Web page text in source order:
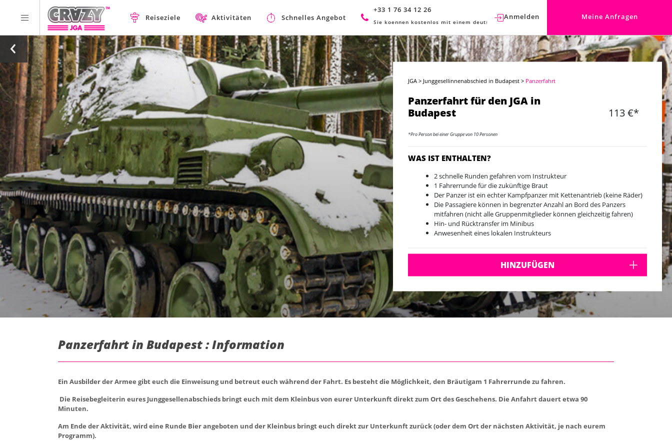
Reiseziele Aktivitäten Schnelles Angebot
+33 1 76 34 12 26
Sie koennen kostenlos mit einem deutschen Berater sprechen.
Anmelden Meine Anfragen
JGA > Junggesellinnenabschied in Budapest > Panzerfahrt
Panzerfahrt für den JGA in
Budapest
113 €*
*Pro Person bei einer Gruppe von 10 Personen
WAS IST ENTHALTEN?
2 schnelle Runden gefahren vom Instrukteur
1 Fahrerrunde für die zukünftige Braut
Der Panzer ist ein echter Kampfpanzer mit Kettenantrieb (keine Räder)
Die Passagiere können in begrenzter Anzahl an Bord des Panzers
mitfahren (nicht alle Gruppenmitglieder können gleichzeitig fahren)
Hin- und Rücktransfer im Minibus
Anwesenheit eines lokalen Instrukteurs
HINZUFÜGEN
Panzerfahrt in Budapest : Information
Ein Ausbilder der Armee gibt euch die Einweisung und betreut euch während der Fahrt. Es besteht die Möglichkeit, den Bräutigam 1 Fahrerrunde zu fahren.
Die Reisebegleiterin eures Junggesellenabschieds bringt euch mit dem Kleinbus von eurer Unterkunft direkt zum Ort des Geschehens. Die Anfahrt dauert etwa 90
Minuten.
Am Ende der Aktivität, wird eine Runde Bier angeboten und der Kleinbus bringt euch direkt zur Unterkunft zurück (oder dem Ort der nächsten Aktivität, je nach eurem
Programm).